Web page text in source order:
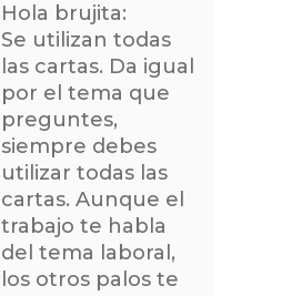
Hola brujita:
Se utilizan todas
las cartas. Da igual
por el tema que
preguntes,
siempre debes
utilizar todas las
cartas. Aunque el
trabajo te habla
del tema laboral,
los otros palos te